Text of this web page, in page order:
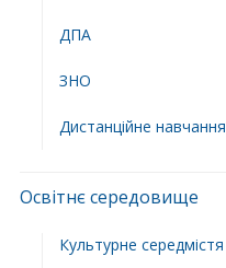
ДПА
ЗНО
Дистанційне навчання
Освітнє середовище
Культурне середмістя